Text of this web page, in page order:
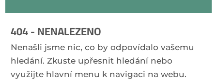
404 - NENALEZENO
Nenašli jsme nic, co by odpovídalo vašemu
hledání. Zkuste upřesnit hledání nebo
využijte hlavní menu k navigaci na webu.